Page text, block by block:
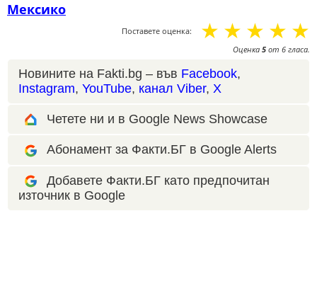
Мексико
Поставете оценка: ☆
☆
☆
☆
☆
Оценка 5 от 6 гласа.
Новините на Fakti.bg – във Facebook,
Instagram, YouTube, канал Viber, X
Четете ни и в Google News Showcase
Абонамент за Факти.БГ в Google Alerts
Добавете Факти.БГ като предпочитан
източник в Google